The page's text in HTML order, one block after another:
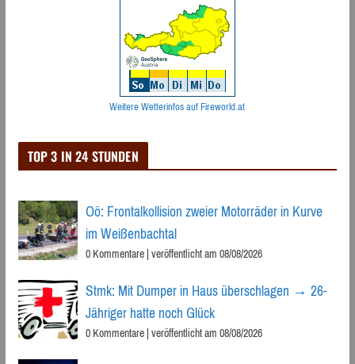
Weitere Wetterinfos auf Fireworld.at
TOP 3 IN 24 STUNDEN
Oö: Frontalkollision zweier Motorräder in Kurve
im Weißenbachtal
0 Kommentare|veröffentlicht am 08/08/2026
Stmk: Mit Dumper in Haus überschlagen → 26-
Jähriger hatte noch Glück
0 Kommentare|veröffentlicht am 08/08/2026